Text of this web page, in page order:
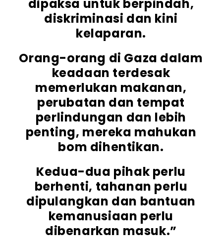
dipaksa untuk berpindah,
diskriminasi dan kini
kelaparan.
Orang-orang di Gaza dalam
keadaan terdesak
memerlukan makanan,
perubatan dan tempat
perlindungan dan lebih
penting, mereka mahukan
bom dihentikan.
Kedua-dua pihak perlu
berhenti, tahanan perlu
dipulangkan dan bantuan
kemanusiaan perlu
dibenarkan masuk.”